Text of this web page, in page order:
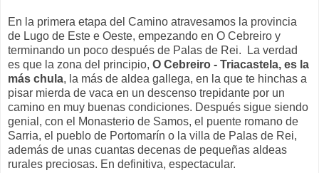
En la primera etapa del Camino atravesamos la provincia
de Lugo de Este e Oeste, empezando en O Cebreiro y
terminando un poco después de Palas de Rei. La verdad
es que la zona del principio, O Cebreiro - Triacastela, es la
más chula, la más de aldea gallega, en la que te hinchas a
pisar mierda de vaca en un descenso trepidante por un
camino en muy buenas condiciones. Después sigue siendo
genial, con el Monasterio de Samos, el puente romano de
Sarria, el pueblo de Portomarín o la villa de Palas de Rei,
además de unas cuantas decenas de pequeñas aldeas
rurales preciosas. En definitiva, espectacular.